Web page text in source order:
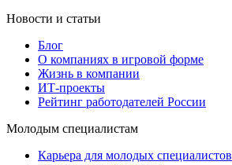
Новости и статьи
Блог
О компаниях в игровой форме
Жизнь в компании
ИТ-проекты
Рейтинг работодателей России
Молодым специалистам
Карьера для молодых специалистов